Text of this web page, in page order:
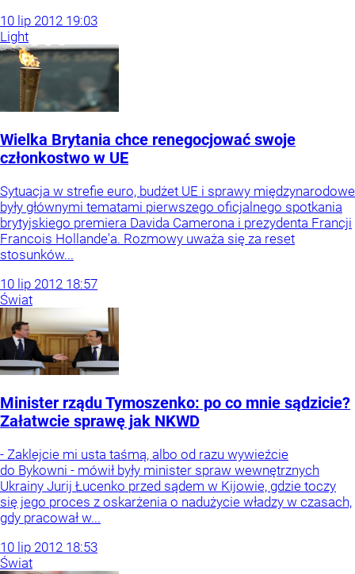
10 lip 2012 19:03
Light
Wielka Brytania chce renegocjować swoje
członkostwo w UE
Sytuacja w strefie euro, budżet UE i sprawy międzynarodowe
były głównymi tematami pierwszego oficjalnego spotkania
brytyjskiego premiera Davida Camerona i prezydenta Francji
Francois Hollande'a. Rozmowy uważa się za reset
stosunków...
10 lip 2012 18:57
Świat
Minister rządu Tymoszenko: po co mnie sądzicie?
Załatwcie sprawę jak NKWD
- Zaklejcie mi usta taśmą, albo od razu wywieźcie
do Bykowni - mówił były minister spraw wewnętrznych
Ukrainy Jurij Łucenko przed sądem w Kijowie, gdzie toczy
się jego proces z oskarżenia o nadużycie władzy w czasach,
gdy pracował w...
10 lip 2012 18:53
Świat